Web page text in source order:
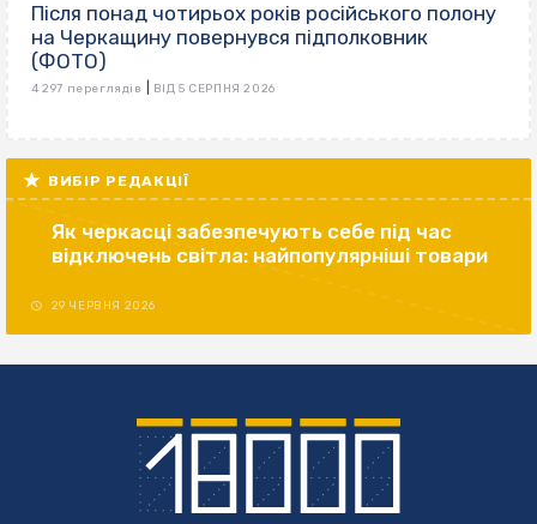
Після понад чотирьох років російського полону
на Черкащину повернувся підполковник
(ФОТО)
4 297 переглядів ВІД 5 СЕРПНЯ 2026
ВИБІР РЕДАКЦІЇ
Як черкасці забезпечують себе під час
відключень світла: найпопулярніші товари
29 ЧЕРВНЯ 2026